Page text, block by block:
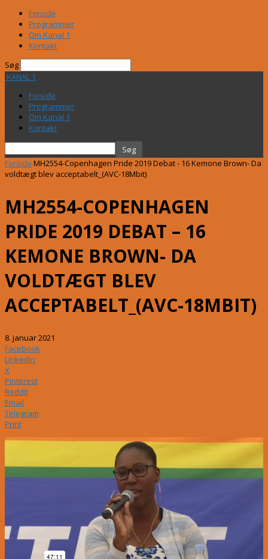
Forside
Programmer
Om Kanal 1
Kontakt
Søg
KANAL 1
Forside
Programmer
Om Kanal 1
Kontakt
Forside MH2554-Copenhagen Pride 2019 Debat - 16 Kemone Brown- Da
voldtægt blev acceptabelt_(AVC-18Mbit)
MH2554-COPENHAGEN
PRIDE 2019 DEBAT – 16
KEMONE BROWN- DA
VOLDTÆGT BLEV
ACCEPTABELT_(AVC-18MBIT)
8. januar 2021
Facebook
Linkedin
X
Pinterest
ReddIt
Email
Telegram
Print